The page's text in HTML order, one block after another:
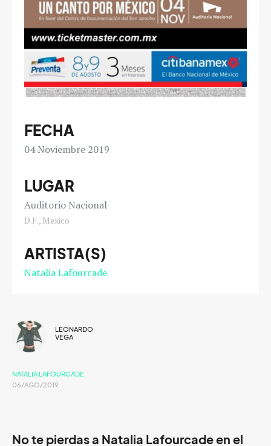
FECHA
04Noviembre 2019
LUGAR
Auditorio Nacional
D.F., Mexico
ARTISTA(S)
Natalia Lafourcade
LEONARDO
VEGA
NATALIA LAFOURCADE
06/AGO/2019
No te pierdas a Natalia Lafourcade en el